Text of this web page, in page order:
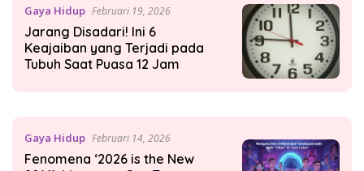
Gaya Hidup Februari 19, 2026
Jarang Disadari! Ini 6
Keajaiban yang Terjadi pada
Tubuh Saat Puasa 12 Jam
Gaya Hidup Februari 14, 2026
Fenomena ‘2026 is the New